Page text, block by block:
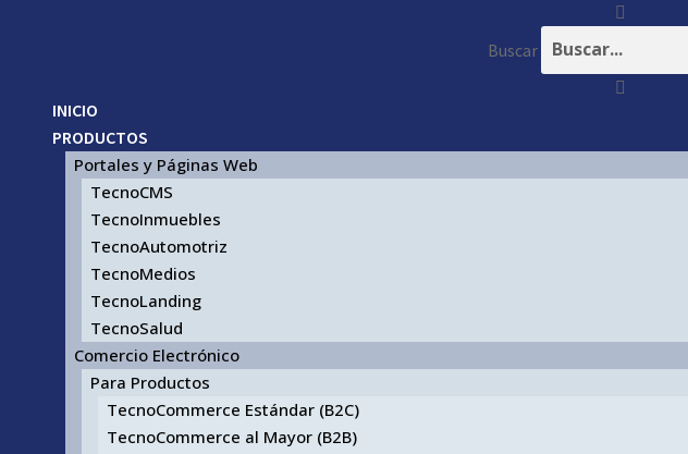
Buscar
INICIO
PRODUCTOS
Portales y Páginas Web
TecnoCMS
TecnoInmuebles
TecnoAutomotriz
TecnoMedios
TecnoLanding
TecnoSalud
Comercio Electrónico
Para Productos
TecnoCommerce Estándar (B2C)
TecnoCommerce al Mayor (B2B)